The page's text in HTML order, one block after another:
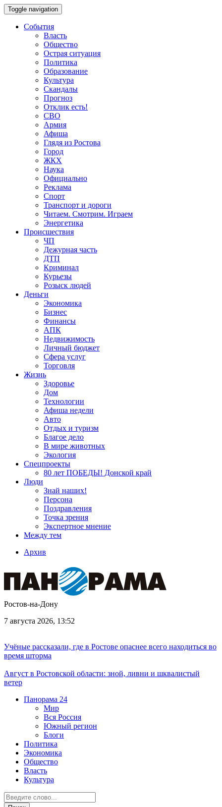
Toggle navigation
События
Власть
Общество
Острая ситуация
Политика
Образование
Культура
Скандалы
Прогноз
Отклик есть!
СВО
Армия
Афиша
Глядя из Ростова
Город
ЖКХ
Наука
Официально
Реклама
Спорт
Транспорт и дороги
Читаем. Смотрим. Играем
Энергетика
Происшествия
ЧП
Дежурная часть
ДТП
Криминал
Курьезы
Розыск людей
Деньги
Экономика
Бизнес
Финансы
АПК
Недвижимость
Личный бюджет
Сфера услуг
Торговля
Жизнь
Здоровье
Дом
Технологии
Афиша недели
Авто
Отдых и туризм
Благое дело
В мире животных
Экология
Спецпроекты
80 лет ПОБЕДЫ! Донской край
Люди
Знай наших!
Персона
Поздравления
Точка зрения
Экспертное мнение
Между тем
Архив
Ростов-на-Дону
7 августа 2026, 13:52
Учёные рассказали, где в Ростове опаснее всего находиться во
время шторма
Август в Ростовской области: зной, ливни и шквалистый
ветер
Панорама 24
Мир
Вся Россия
Южный регион
Блоги
Политика
Экономика
Общество
Власть
Культура